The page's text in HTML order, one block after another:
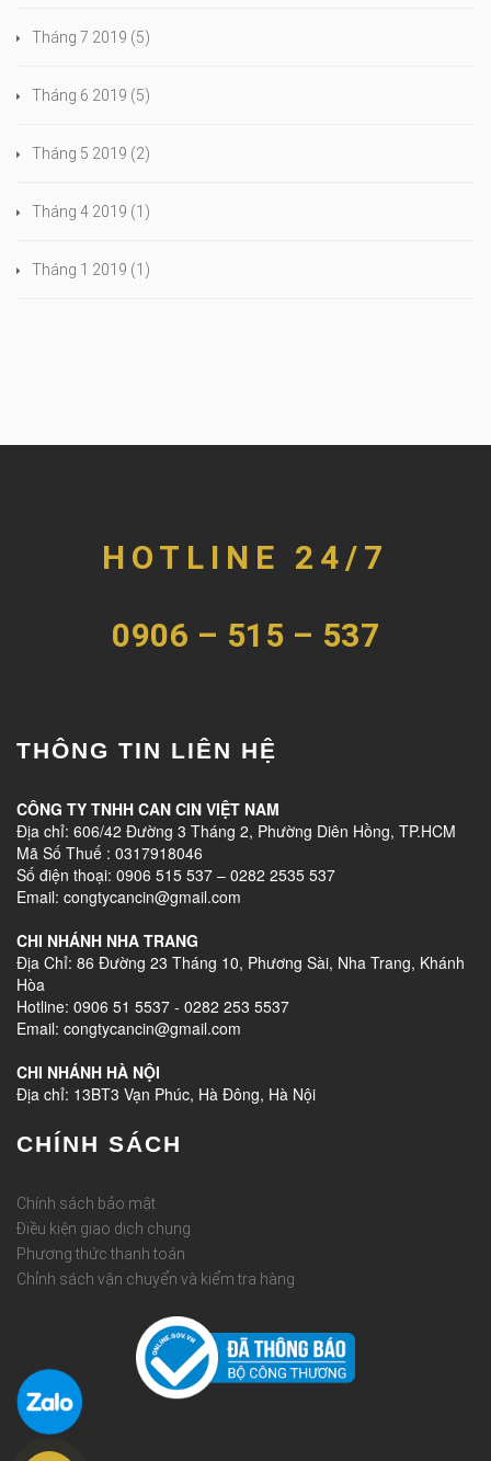
Tháng 7 2019 (5)
Tháng 6 2019 (5)
Tháng 5 2019 (2)
Tháng 4 2019 (1)
Tháng 1 2019 (1)
HOTLINE 24/7
0906 – 515 – 537
THÔNG TIN LIÊN HỆ
CÔNG TY TNHH CAN CIN VIỆT NAM
Địa chỉ: 606/42 Đường 3 Tháng 2, Phường Diên Hồng, TP.HCM
Mã Số Thuế : 0317918046
Số điện thoại: 0906 515 537 – 0282 2535 537
Email: congtycancin@gmail.com
CHI NHÁNH NHA TRANG
Địa Chỉ: 86 Đường 23 Tháng 10, Phương Sài, Nha Trang, Khánh
Hòa
Hotline: 0906 51 5537 - 0282 253 5537
Email: congtycancin@gmail.com
CHI NHÁNH HÀ NỘI
Địa chỉ: 13BT3 Vạn Phúc, Hà Đông, Hà Nội
CHÍNH SÁCH
Chính sách bảo mật
Điều kiện giao dịch chung
Phương thức thanh toán
Chỉnh sách vận chuyển và kiểm tra hàng
Rèm Quốc Huy